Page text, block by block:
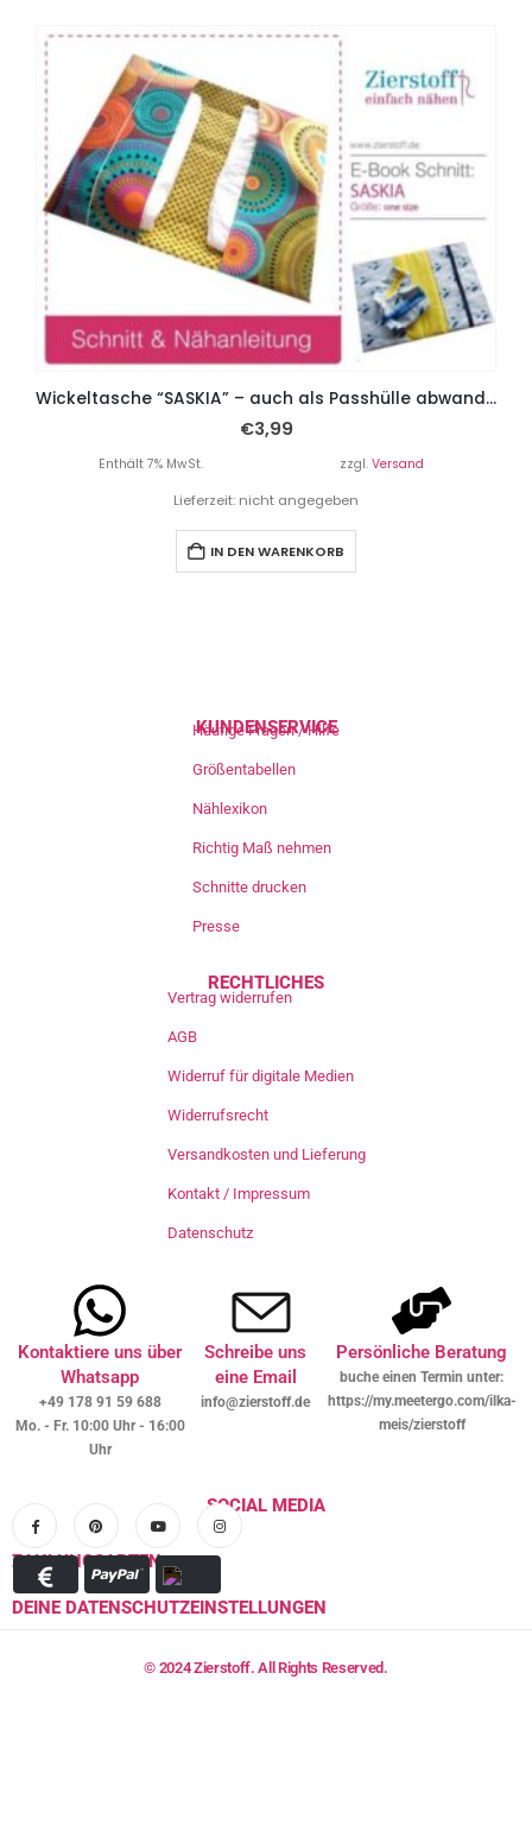
Wickeltasche “SASKIA” – auch als Passhülle abwandelbar
€3,99
Enthält 7% MwSt. zzgl. Versand
Lieferzeit: nicht angegeben
IN DEN WARENKORB
KUNDENSERVICE
Häufige Fragen / Hilfe
Größentabellen
Nählexikon
Richtig Maß nehmen
Schnitte drucken
Presse
RECHTLICHES
Vertrag widerrufen
AGB
Widerruf für digitale Medien
Widerrufsrecht
Versandkosten und Lieferung
Kontakt / Impressum
Datenschutz
Kontaktiere uns über
Whatsapp
+49 178 91 59 688
Mo. - Fr. 10:00 Uhr - 16:00
Uhr
Schreibe uns
eine Email
info@zierstoff.de
Persönliche Beratung
buche einen Termin unter:
https://my.meetergo.com/ilka-
meis/zierstoff
SOCIAL MEDIA
ZAHLUNGSARTEN
DEINE DATENSCHUTZEINSTELLUNGEN
© 2024 Zierstoff. All Rights Reserved.